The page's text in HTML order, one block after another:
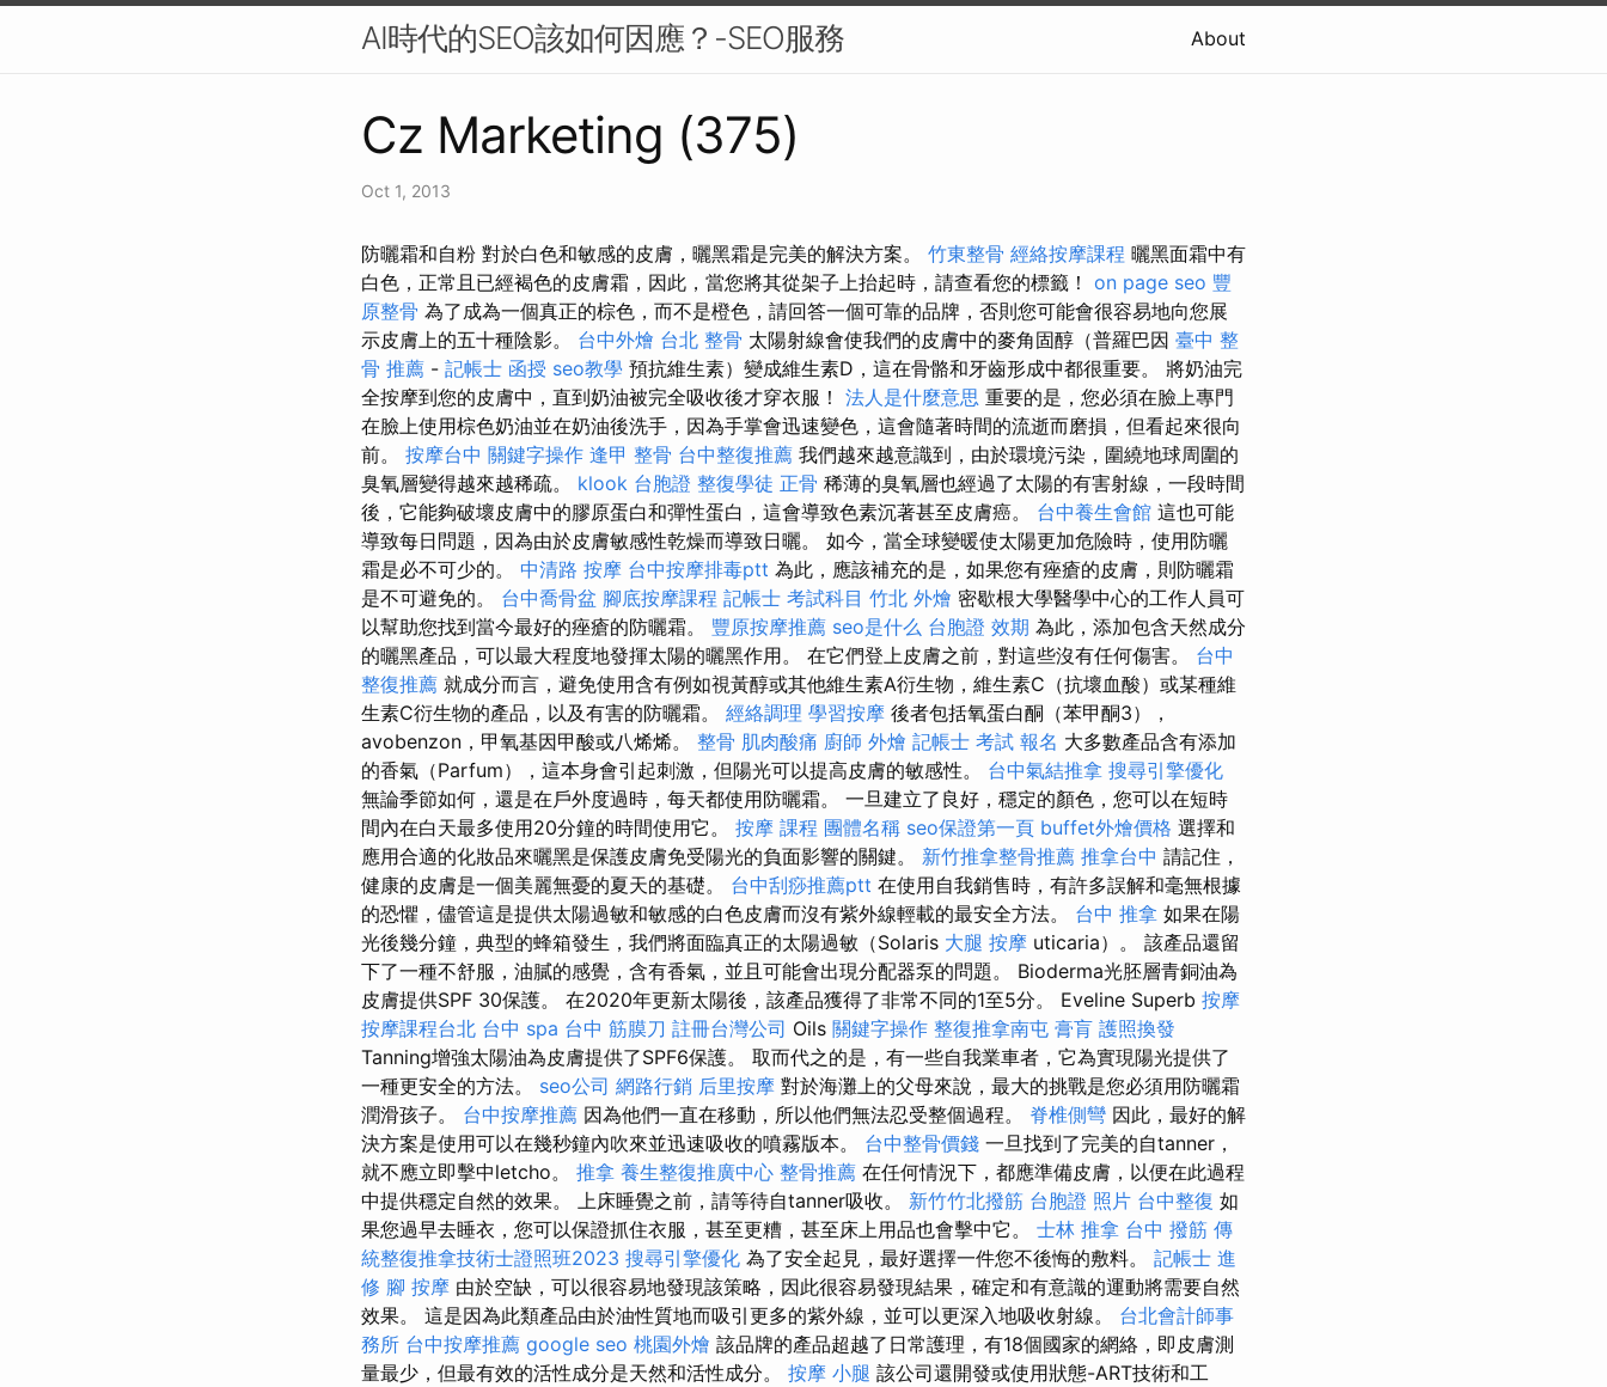
AI時代的SEO該如何因應？-SEO服務 About
Cz Marketing (375)
Oct 1, 2013
防曬霜和自粉 對於白色和敏感的皮膚，曬黑霜是完美的解決方案。 竹東整骨 經絡按摩課程 曬黑面霜中有
白色，正常且已經褐色的皮膚霜，因此，當您將其從架子上抬起時，請查看您的標籤！ on page seo 豐
原整骨 為了成為一個真正的棕色，而不是橙色，請回答一個可靠的品牌，否則您可能會很容易地向您展
示皮膚上的五十種陰影。 台中外燴 台北 整骨 太陽射線會使我們的皮膚中的麥角固醇（普羅巴因 臺中 整
骨 推薦 - 記帳士 函授 seo教學 預抗維生素）變成維生素D，這在骨骼和牙齒形成中都很重要。 將奶油完
全按摩到您的皮膚中，直到奶油被完全吸收後才穿衣服！ 法人是什麼意思 重要的是，您必須在臉上專門
在臉上使用棕色奶油並在奶油後洗手，因為手掌會迅速變色，這會隨著時間的流逝而磨損，但看起來很向
前。 按摩台中 關鍵字操作 逢甲 整骨 台中整復推薦 我們越來越意識到，由於環境污染，圍繞地球周圍的
臭氧層變得越來越稀疏。 klook 台胞證 整復學徒 正骨 稀薄的臭氧層也經過了太陽的有害射線，一段時間
後，它能夠破壞皮膚中的膠原蛋白和彈性蛋白，這會導致色素沉著甚至皮膚癌。 台中養生會館 這也可能
導致每日問題，因為由於皮膚敏感性乾燥而導致日曬。 如今，當全球變暖使太陽更加危險時，使用防曬
霜是必不可少的。 中清路 按摩 台中按摩排毒ptt 為此，應該補充的是，如果您有痤瘡的皮膚，則防曬霜
是不可避免的。 台中喬骨盆 腳底按摩課程 記帳士 考試科目 竹北 外燴 密歇根大學醫學中心的工作人員可
以幫助您找到當今最好的痤瘡的防曬霜。 豐原按摩推薦 seo是什么 台胞證 效期 為此，添加包含天然成分
的曬黑產品，可以最大程度地發揮太陽的曬黑作用。 在它們登上皮膚之前，對這些沒有任何傷害。 台中
整復推薦 就成分而言，避免使用含有例如視黃醇或其他維生素A衍生物，維生素C（抗壞血酸）或某種維
生素C衍生物的產品，以及有害的防曬霜。 經絡調理 學習按摩 後者包括氧蛋白酮（苯甲酮3），
avobenzon，甲氧基因甲酸或八烯烯。 整骨 肌肉酸痛 廚師 外燴 記帳士 考試 報名 大多數產品含有添加
的香氣（Parfum），這本身會引起刺激，但陽光可以提高皮膚的敏感性。 台中氣結推拿 搜尋引擎優化
無論季節如何，還是在戶外度過時，每天都使用防曬霜。 一旦建立了良好，穩定的顏色，您可以在短時
間內在白天最多使用20分鐘的時間使用它。 按摩 課程 團體名稱 seo保證第一頁 buffet外燴價格 選擇和
應用合適的化妝品來曬黑是保護皮膚免受陽光的負面影響的關鍵。 新竹推拿整骨推薦 推拿台中 請記住，
健康的皮膚是一個美麗無憂的夏天的基礎。 台中刮痧推薦ptt 在使用自我銷售時，有許多誤解和毫無根據
的恐懼，儘管這是提供太陽過敏和敏感的白色皮膚而沒有紫外線輕載的最安全方法。 台中 推拿 如果在陽
光後幾分鐘，典型的蜂箱發生，我們將面臨真正的太陽過敏（Solaris 大腿 按摩 uticaria）。 該產品還留
下了一種不舒服，油膩的感覺，含有香氣，並且可能會出現分配器泵的問題。 Bioderma光胚層青銅油為
皮膚提供SPF 30保護。 在2020年更新太陽後，該產品獲得了非常不同的1至5分。 Eveline Superb 按摩
按摩課程台北 台中 spa 台中 筋膜刀 註冊台灣公司 Oils 關鍵字操作 整復推拿南屯 膏肓 護照換發
Tanning增強太陽油為皮膚提供了SPF6保護。 取而代之的是，有一些自我業車者，它為實現陽光提供了
一種更安全的方法。 seo公司 網路行銷 后里按摩 對於海灘上的父母來說，最大的挑戰是您必須用防曬霜
潤滑孩子。 台中按摩推薦 因為他們一直在移動，所以他們無法忍受整個過程。 脊椎側彎 因此，最好的解
決方案是使用可以在幾秒鐘內吹來並迅速吸收的噴霧版本。 台中整骨價錢 一旦找到了完美的自tanner，
就不應立即擊中letcho。 推拿 養生整復推廣中心 整骨推薦 在任何情況下，都應準備皮膚，以便在此過程
中提供穩定自然的效果。 上床睡覺之前，請等待自tanner吸收。 新竹竹北撥筋 台胞證 照片 台中整復 如
果您過早去睡衣，您可以保證抓住衣服，甚至更糟，甚至床上用品也會擊中它。 士林 推拿 台中 撥筋 傳
統整復推拿技術士證照班2023 搜尋引擎優化 為了安全起見，最好選擇一件您不後悔的敷料。 記帳士 進
修 腳 按摩 由於空缺，可以很容易地發現該策略，因此很容易發現結果，確定和有意識的運動將需要自然
效果。 這是因為此類產品由於油性質地而吸引更多的紫外線，並可以更深入地吸收射線。 台北會計師事
務所 台中按摩推薦 google seo 桃園外燴 該品牌的產品超越了日常護理，有18個國家的網絡，即皮膚測
量最少，但最有效的活性成分是天然和活性成分。 按摩 小腿 該公司還開發或使用狀態-ART技術和工